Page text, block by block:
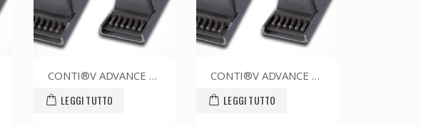
CONTI®V ADVANCE SPZ1587CR
LEGGI TUTTO
CONTI®V ADVANCE SPZ1700CR
LEGGI TUTTO